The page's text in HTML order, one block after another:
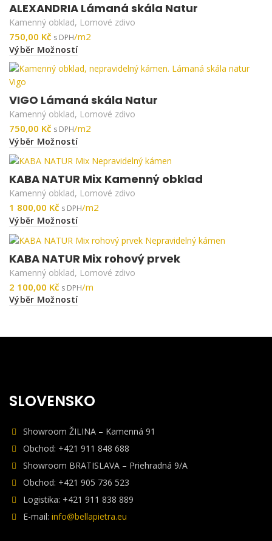
ALEXANDRIA Lámaná skála Natur
Kamenný obklad, Lomové zdivo
Kč
Výběr Možností
VIGO Lámaná skála Natur
Kamenný obklad, Lomové zdivo
Kč
Výběr Možností
KABA NATUR Mix Kamenný obklad
Kamenný obklad, Lomové zdivo
Kč
Výběr Možností
KABA NATUR Mix rohový prvek
Kamenný obklad, Lomové zdivo
Kč
Výběr Možností
SLOVENSKO
Showroom ŽILINA – Kamenná 91
Obchod: +421 911 848 688
Showroom BRATISLAVA – Priehradná 9/A
Obchod: +421 905 736 523
Logistika: +421 911 838 889
E-mail: info@bellapietra.eu